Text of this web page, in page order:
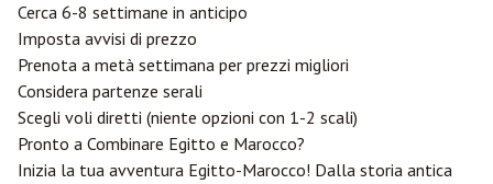
Cerca 6-8 settimane in anticipo
Imposta avvisi di prezzo
Prenota a metà settimana per prezzi migliori
Considera partenze serali
Scegli voli diretti (niente opzioni con 1-2 scali)
Pronto a Combinare Egitto e Marocco?
Inizia la tua avventura Egitto-Marocco! Dalla storia antica